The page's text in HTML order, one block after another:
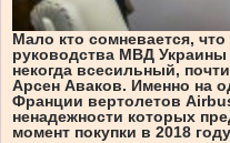
Мало кто сомневается,
руководства МВД Украины
некогда всесильный,
Арсен Аваков. Именно на
Франции вертолетов
ненадежности которых
момент покупки в 2018